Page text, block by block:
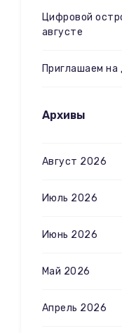
Цифровой
августе
Приглашаем на
Архивы
Август 2026
Июль 2026
Июнь 2026
Май 2026
Апрель 2026